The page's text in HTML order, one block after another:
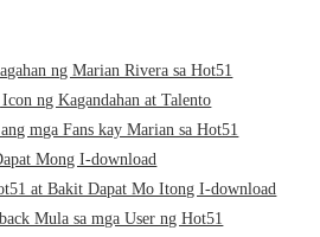
ng Marian Rivera sa Hot51
ng Kagandahan at Talento
mga Fans kay Marian sa Hot51
Mong I-download
at Bakit Dapat Mo Itong I-download
Mula sa mga User ng Hot51